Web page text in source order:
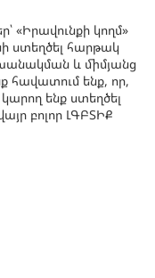
«Իրավունքի կողմ»
հարթակ
և միմյանց
հավատում ենք, որ,
ենք ստեղծել
բոլոր ԼԳԲՏԻՔ